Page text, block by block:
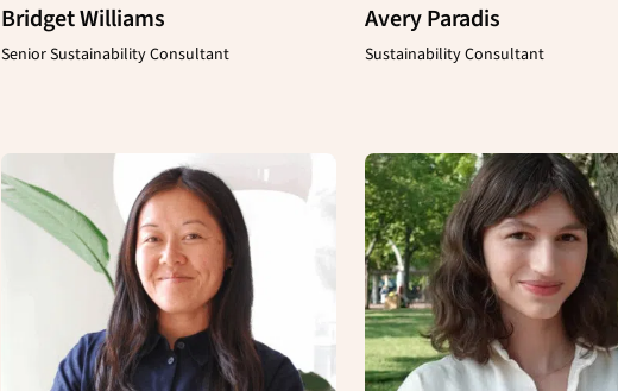
Bridget Williams
Senior Sustainability Consultant
Avery Paradis
Sustainability Consultant